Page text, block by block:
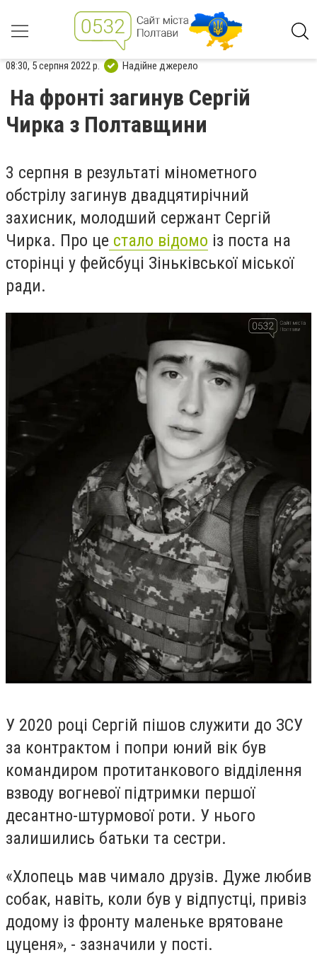
08:30, 5 серпня 2022 р. Надійне джерело
На фронті загинув Сергій
Чирка з Полтавщини
3 серпня в результаті мінометного
обстрілу загинув двадцятирічний
захисник, молодший сержант Сергій
Чирка. Про це стало відомо із поста на
сторінці у фейсбуці Зіньківської міської
ради.
У 2020 році Сергій пішов служити до ЗСУ
за контрактом і попри юний вік був
командиром протитанкового відділення
взводу вогневої підтримки першої
десантно-штурмової роти. У нього
залишились батьки та сестри.
«Хлопець мав чимало друзів. Дуже любив
собак, навіть, коли був у відпустці, привіз
додому із фронту маленьке врятоване
цуценя», - зазначили у пості.